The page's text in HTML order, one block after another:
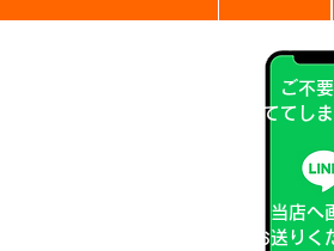
ご不
捨ててし
当店へ
お送りく